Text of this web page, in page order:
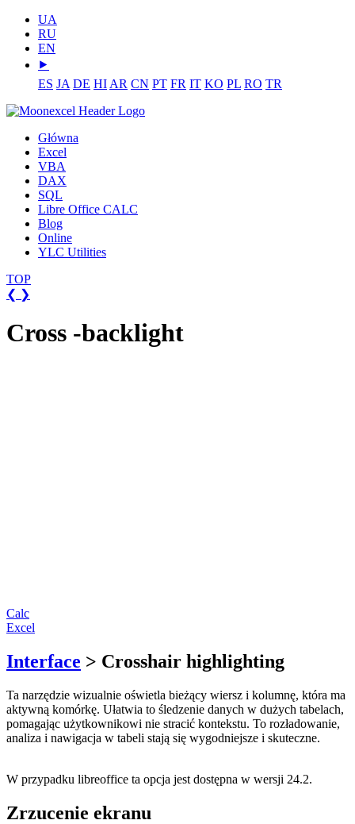
UA
RU
EN
⯈
ES JA DE HI AR CN PT FR IT KO PL RO TR
Główna
Excel
VBA
DAX
SQL
Libre Office CALC
Blog
Online
YLC Utilities
TOP
❮ ❯
Cross -backlight
Calc
Excel
Interface > Crosshair highlighting
Ta narzędzie wizualnie oświetla bieżący wiersz i kolumnę, która ma
aktywną komórkę. Ułatwia to śledzenie danych w dużych tabelach,
pomagając użytkownikowi nie stracić kontekstu. To rozładowanie,
analiza i nawigacja w tabeli stają się wygodniejsze i skuteczne.
W przypadku libreoffice ta opcja jest dostępna w wersji 24.2.
Zrzucenie ekranu